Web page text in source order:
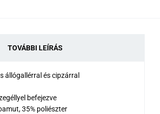
TOVÁBBI LEÍRÁS
állógallérral és cipzárral
befejezve
35% poliészter